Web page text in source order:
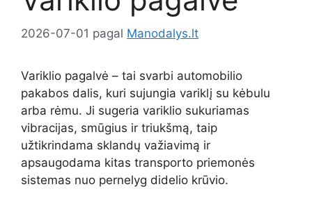
2026-07-01 pagal Manodalys.lt
Variklio pagalvė – tai svarbi automobilio
pakabos dalis, kuri sujungia variklį su kėbulu
arba rėmu. Ji sugeria variklio sukuriamas
vibracijas, smūgius ir triukšmą, taip
užtikrindama sklandų važiavimą ir
apsaugodama kitas transporto priemonės
sistemas nuo pernelyg didelio krūvio.